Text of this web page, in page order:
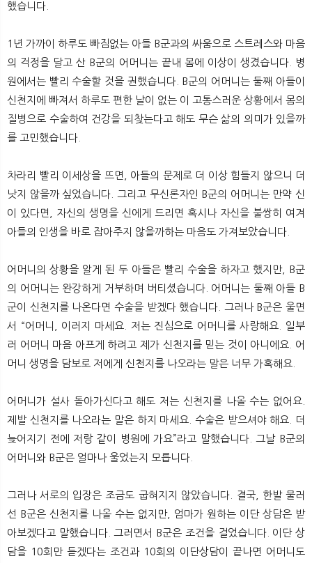
했습니다.
1년 가까이 하루도 빠짐없는 아들 B군과의 싸움으로 스트레스와 마음
의 걱정을 달고 산 B군의 어머니는 끝내 몸에 이상이 생겼습니다. 병
원에서는 빨리 수술할 것을 권했습니다. B군의 어머니는 둘째 아들이
신천지에 빠져서 하루도 편한 날이 없는 이 고통스러운 상황에서 몸의
질병으로 수술하여 건강을 되찾는다고 해도 무슨 삶의 의미가 있을까
를 고민했습니다.
차라리 빨리 이세상을 뜨면, 아들의 문제로 더 이상 힘들지 않으니 더
낫지 않을까 싶었습니다. 그리고 무신론자인 B군의 어머니는 만약 신
이 있다면, 자신의 생명을 신에게 드리면 혹시나 자신을 불쌍히 여겨
아들의 인생을 바로 잡아주지 않을까하는 마음도 가져보았습니다.
어머니의 상황을 알게 된 두 아들은 빨리 수술을 하자고 했지만, B군
의 어머니는 완강하게 거부하며 버티셨습니다. 어머니는 둘째 아들 B
군이 신천지를 나온다면 수술을 받겠다 했습니다. 그러나 B군은 울면
서 “어머니, 이러지 마세요. 저는 진심으로 어머니를 사랑해요. 일부
러 어머니 마음 아프게 하려고 제가 신천지를 믿는 것이 아니에요. 어
머니 생명을 담보로 저에게 신천지를 나오라는 말은 너무 가혹해요.
어머니가 설사 돌아가신다고 해도 저는 신천지를 나올 수는 없어요.
제발 신천지를 나오라는 말은 하지 마세요. 수술은 받으셔야 해요. 더
늦어지기 전에 저랑 같이 병원에 가요”라고 말했습니다. 그날 B군의
어머니와 B군은 얼마나 울었는지 모릅니다.
그러나 서로의 입장은 조금도 굽혀지지 않았습니다. 결국, 한발 물러
선 B군은 신천지를 나올 수는 없지만, 엄마가 원하는 이단 상담은 받
아보겠다고 말했습니다. 그러면서 B군은 조건을 걸었습니다. 이단 상
담을 10회만 듣겠다는 조건과 10회의 이단상담이 끝나면 어머니도